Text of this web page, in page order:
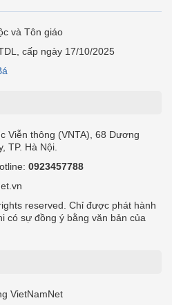
và Tôn giáo
cấp ngày 17/10/2025
Viễn thông (VNTA), 68 Dương
TP. Hà Nội.
0923457788
reserved. Chỉ được phát hành
có sự đồng ý bằng văn bản của
VietNamNet